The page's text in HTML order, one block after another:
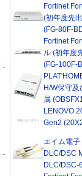
Fortinet
(初年度先
(FG-80F-
Fortinet
ル (初年度
(FG-100F-
H/W保守
属
LENOVO
Gen2
エイム電
DLC/DSC
DLC/DSC-